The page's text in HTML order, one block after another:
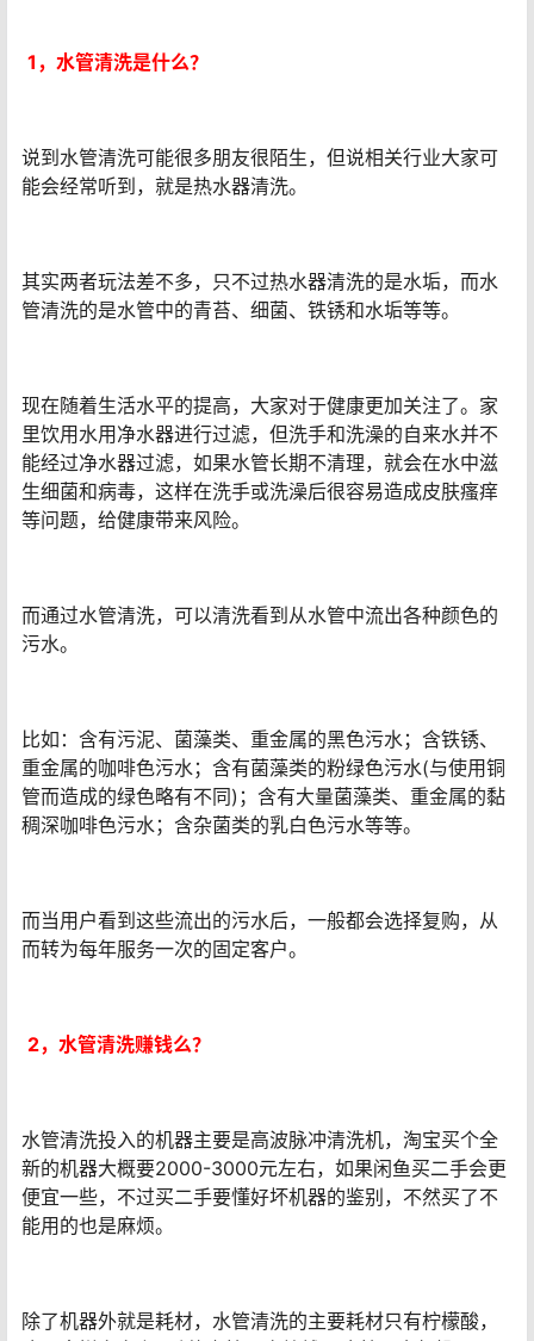
1， 水管清洗是什么？
说到水管清洗可能很多朋友很陌生，但说相关行业大家可
能会经常听到，就是热水器清洗。
其实两者玩法差不多，只不过热水器清洗的是水垢，而水
管清洗的是水管中的青苔、细菌、铁锈和水垢等等。
现在随着生活水平的提高，大家对于健康更加关注了。家
里饮用水用净水器进行过滤，但洗手和洗澡的自来水并不
能经过净水器过滤，如果水管长期不清理，就会在水中滋
生细菌和病毒，这样在洗手或洗澡后很容易造成皮肤瘙痒
等问题，给健康带来风险。
而通过水管清洗，可以清洗看到从水管中流出各种颜色的
污水。
比如：含有污泥、菌藻类、重金属的黑色污水；含铁锈、
重金属的咖啡色污水；含有菌藻类的粉绿色污水(与使用铜
管而造成的绿色略有不同)；含有大量菌藻类、重金属的黏
稠深咖啡色污水；含杂菌类的乳白色污水等等。
而当用户看到这些流出的污水后，一般都会选择复购，从
而转为每年服务一次的固定客户。
2， 水管清洗赚钱么？
水管清洗投入的机器主要是高波脉冲清洗机，淘宝买个全
新的机器大概要2000-3000元左右，如果闲鱼买二手会更
便宜一些，不过买二手要懂好坏机器的鉴别，不然买了不
能用的也是麻烦。
除了机器外就是耗材，水管清洗的主要耗材只有柠檬酸，